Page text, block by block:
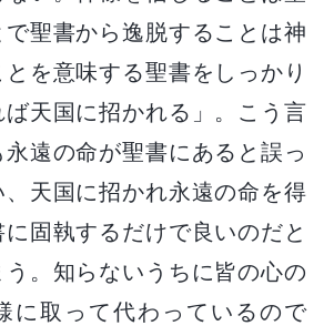
聖書から逸脱することは神
を意味する聖書をしっかり
天国に招かれる」。こう言
遠の命が聖書にあると誤っ
天国に招かれ永遠の命を得
固執するだけで良いのだと
。知らないうちに皆の心の
に取って代わっているので